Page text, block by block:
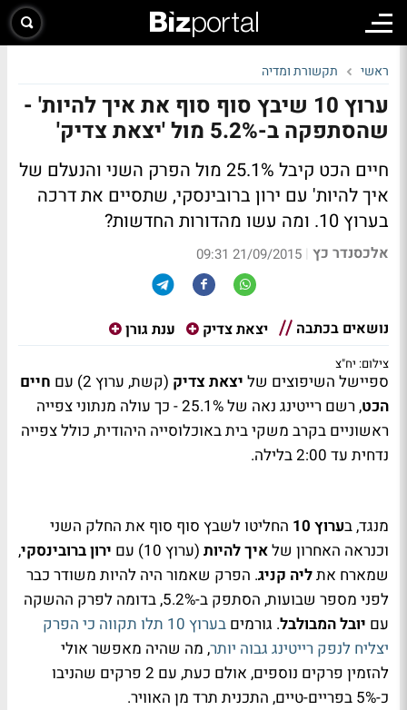
ראשי תקשורת ומדיה
ערוץ 10 שיבץ סוף סוף את איך להיות' -
שהסתפקה ב-5.2% מול 'יצאת צדיק'
חיים הכט קיבל 25.1% מול הפרק השני והנעלם של
איך להיות' עם ירון ברובינסקי, שתסיים את דרכה
בערוץ 10. ומה עשו מהדורות החדשות?
אלכסנדר כץ |
21/09/2015 09:31
נושאים בכתבה יצאת צדיק ענת גורן
צילום: יח"צ
ספיישל השיפוצים של יצאת צדיק (קשת, ערוץ 2) עם
חיים
הכט
, רשם רייטינג נאה של 25.1% - כך עולה מנתוני צפייה
ראשוניים בקרב משקי בית באוכלוסייה היהודית, כולל צפייה
נדחית עד 2:00 בלילה.
מנגד, בערוץ 10
החליטו לשבץ סוף סוף את החלק השני
וכנראה האחרון שלאיך להיות (ערוץ 10) עם ירון ברובינסקי,
שמארח אתליה קניג. הפרק שאמור היה להיות משודר כבר
לפני מספר שבועות, הסתפק ב-5.2%, בדומה לפרק ההשקה
עם יובל המבולבל. גורמים
בערוץ 10 תלו תקווה כי הפרק
יצליח לנפק רייטינג גבוה יותר, מה שהיה מאפשר אולי
להזמין פרקים נוספים, אולם כעת, עם 2 פרקים שהניבו
כ-5% בפריים-טיים, התכנית תרד מן האוויר.